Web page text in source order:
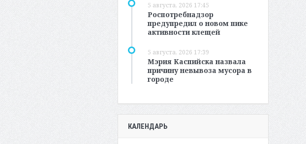
5 августа, 2026 17:45
Роспотребнадзор
предупредил о новом пике
активности клещей
5 августа, 2026 17:39
Мэрия Каспийска назвала
причину невывоза мусора в
городе
КАЛЕНДАРЬ